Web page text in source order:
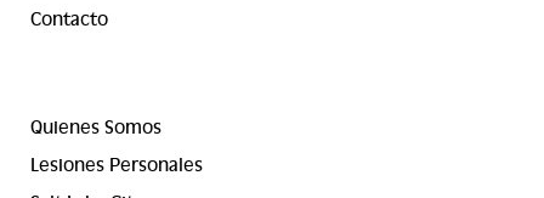
Contacto
Quienes Somos
Lesiones Personales